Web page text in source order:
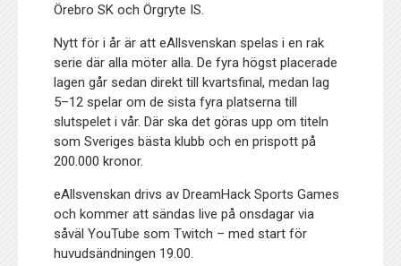
Örebro SK och Örgryte IS.
Nytt för i år är att eAllsvenskan spelas i en rak
serie där alla möter alla. De fyra högst placerade
lagen går sedan direkt till kvartsfinal, medan lag
5–12 spelar om de sista fyra platserna till
slutspelet i vår. Där ska det göras upp om titeln
som Sveriges bästa klubb och en prispott på
200.000 kronor.
eAllsvenskan drivs av DreamHack Sports Games
och kommer att sändas live på onsdagar via
såväl YouTube som Twitch – med start för
huvudsändningen 19.00.